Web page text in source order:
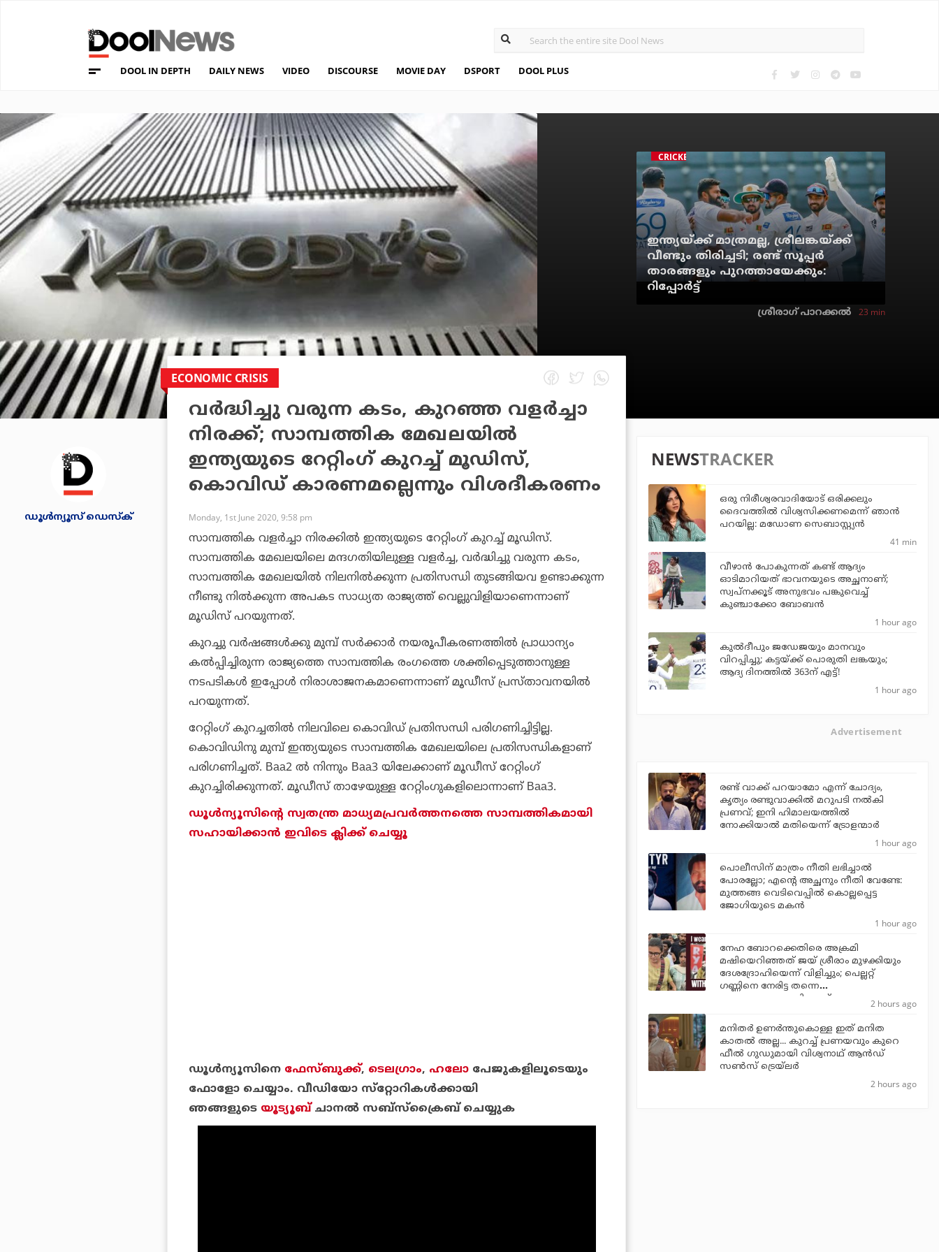
DOOL IN DEPTH DAILY NEWS VIDEO DISCOURSE MOVIE DAY DSPORT DOOL PLUS
CRICKET
ഇന്ത്യയ്ക്ക് മാത്രമല്ല, ശ്രീലങ്കയ്ക്ക്
വീണ്ടും തിരിച്ചടി; രണ്ട് സൂപ്പര്‍
താരങ്ങളും പുറത്തായേക്കും:
റിപ്പോര്‍ട്ട്
ശ്രീരാഗ് പാറക്കല്‍ 23 min
ഡൂള്‍ന്യൂസ് ഡെസ്‌ക്
ECONOMIC CRISIS
വര്‍ദ്ധിച്ചു വരുന്ന കടം, കുറഞ്ഞ വളര്‍ച്ചാ
നിരക്ക്; സാമ്പത്തിക മേഖലയില്‍
ഇന്ത്യയുടെ റേറ്റിംഗ് കുറച്ച് മൂഡിസ്,
കൊവിഡ് കാരണമല്ലെന്നും വിശദീകരണം
Monday, 1st June 2020, 9:58 pm
സാമ്പത്തിക വളര്‍ച്ചാ നിരക്കില്‍ ഇന്ത്യയുടെ റേറ്റിംഗ് കുറച്ച് മൂഡിസ്.
സാമ്പത്തിക മേഖലയിലെ മന്ദഗതിയിലുള്ള വളര്‍ച്ച, വര്‍ദ്ധിച്ചു വരുന്ന കടം,
സാമ്പത്തിക മേഖലയില്‍ നിലനില്‍ക്കുന്ന പ്രതിസന്ധി തുടങ്ങിയവ ഉണ്ടാക്കുന്ന
നീണ്ടു നില്‍ക്കുന്ന അപകട സാധ്യത രാജ്യത്ത് വെല്ലുവിളിയാണെന്നാണ്
മൂഡിസ് പറയുന്നത്.
കുറച്ചു വര്‍ഷങ്ങള്‍ക്കു മുമ്പ് സര്‍ക്കാര്‍ നയരൂപീകരണത്തില്‍ പ്രാധാന്യം
കല്‍പ്പിച്ചിരുന്ന രാജ്യത്തെ സാമ്പത്തിക രംഗത്തെ ശക്തിപ്പെടുത്താനുള്ള
നടപടികള്‍ ഇപ്പോള്‍ നിരാശാജനകമാണെന്നാണ് മൂഡീസ് പ്രസ്താവനയില്‍
പറയുന്നത്.
റേറ്റിംഗ് കുറച്ചതില്‍ നിലവിലെ കൊവിഡ് പ്രതിസന്ധി പരിഗണിച്ചിട്ടില്ല.
കൊവിഡിനു മുമ്പ് ഇന്ത്യയുടെ സാമ്പത്തിക മേഖലയിലെ പ്രതിസന്ധികളാണ്
പരിഗണിച്ചത്. Baa2 ല്‍ നിന്നും Baa3 യിലേക്കാണ് മൂഡീസ് റേറ്റിംഗ്
കുറച്ചിരിക്കുന്നത്. മൂഡീസ് താഴേയുള്ള റേറ്റിംഗുകളിലൊന്നാണ് Baa3.
ഡൂള്‍ന്യൂസിന്റെ സ്വതന്ത്ര മാധ്യമപ്രവര്‍ത്തനത്തെ സാമ്പത്തികമായി
സഹായിക്കാന്‍ ഇവിടെ ക്ലിക്ക് ചെയ്യൂ
ഡൂള്‍ന്യൂസിനെ ഫേസ്ബുക്ക്, ടെലഗ്രാം, ഹലോ പേജുകളിലൂടെയും
ഫോളോ ചെയ്യാം. വീഡിയോ സ്‌റ്റോറികള്‍ക്കായി
ഞങ്ങളുടെ യൂട്യൂബ്ചാനല്‍ സബ്‌സ്‌ക്രൈബ് ചെയ്യുക
NEWSTRACKER
ഒരു നിരീശ്വരവാദിയോട് ഒരിക്കലും
ദൈവത്തിൽ വിശ്വസിക്കണമെന്ന് ഞാൻ
പറയില്ല: മഡോണ സെബാസ്റ്റ്യൻ
41 min
വീഴാന്‍ പോകുന്നത് കണ്ട് ആദ്യം
ഓടിമാറിയത് ഭാവനയുടെ അച്ഛനാണ്;
സ്വപ്‌നക്കൂട് അനുഭവം പങ്കുവെച്ച്
കുഞ്ചാക്കോ ബോബന്‍
1 hour ago
കുല്‍ദീപും ജഡേജയും മാനവും
വിറപ്പിച്ചു; കട്ടയ്ക്ക് പൊരുതി ലങ്കയും;
ആദ്യ ദിനത്തില്‍ 363ന് എട്ട്!
1 hour ago
Advertisement
രണ്ട് വാക്ക് പറയാമോ എന്ന് ചോദ്യം,
കൃത്യം രണ്ടുവാക്കില്‍ മറുപടി നല്‍കി
പ്രണവ്; ഇനി ഹിമാലയത്തില്‍
നോക്കിയാല്‍ മതിയെന്ന് ട്രോളന്മാര്‍
1 hour ago
പൊലീസിന് മാത്രം നീതി ലഭിച്ചാല്‍
പോരല്ലോ; എന്റെ അച്ഛനും നീതി വേണ്ടേ:
മുത്തങ്ങ വെടിവെപ്പില്‍ കൊല്ലപ്പെട്ട
ജോഗിയുടെ മകന്‍
1 hour ago
നേഹ ബോറക്കെതിരെ അക്രമി
മഷിയെറിഞ്ഞത് ജയ് ശ്രീരാം മുഴക്കിയും
ദേശദ്രോഹിയെന്ന് വിളിച്ചും; പെല്ലറ്റ്
ഗണ്ണിനെ നേരിട്ട തന്നെ
ഭയപ്പെടുത്താനാവില്ലെന്ന് നേഹ
2 hours ago
മനിതര്‍ ഉണര്‍ന്തുകൊള്ള ഇത് മനിത
കാതല്‍ അല്ല... കുറച്ച് പ്രണയവും കുറെ
ഫീല്‍ ഗുഡുമായി വിശ്വനാഥ് ആന്‍ഡ്
സണ്‍സ് ട്രെയ്‌ലര്‍
2 hours ago